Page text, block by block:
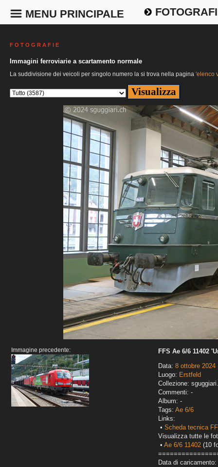
MENU PRINCIPALE
F O T O G R A F I E
Immagini ferroviarie a scartamento normale
La suddivisione dei veicoli per singolo numero la si trova nella pagina 'elenco
Immagine precedente:
FFS Ae 6/6 11402
Data: 8 ottobre 2024
Luogo: Erstfeld
Collezione:
Commenti: -
Album: -
Tags: Ae 6/6
Links:
• Scheda tecnica
Visualizza tutte le
• Ae 6/6 11402 (10
Data di